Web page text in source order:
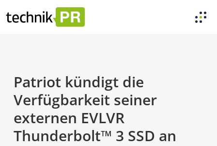
Patriot kündigt die
Verfügbarkeit seiner
externen EVLVR
Thunderbolt™ 3 SSD an